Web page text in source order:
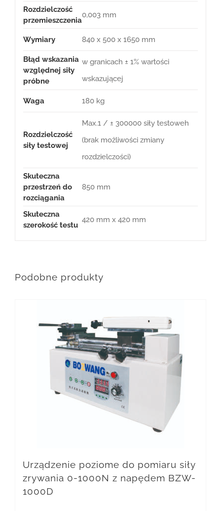
Rozdzielczość
przemieszczenia
0,003 mm
Wymiary 840 x 500 x 1650 mm
Błąd wskazania
względnej siły
próbne
w granicach ± ​​1% wartości
wskazującej
Waga 180 kg
Rozdzielczość
siły testowej
Max.1 / ± 300000 siły testoweh
(brak możliwości zmiany
rozdzielczości)
Skuteczna
przestrzeń do
rozciągania
850 mm
Skuteczna
szerokość testu
420 mm x 420 mm
Podobne produkty
Urządzenie poziome do pomiaru siły
zrywania 0-1000N z napędem BZW-
1000D